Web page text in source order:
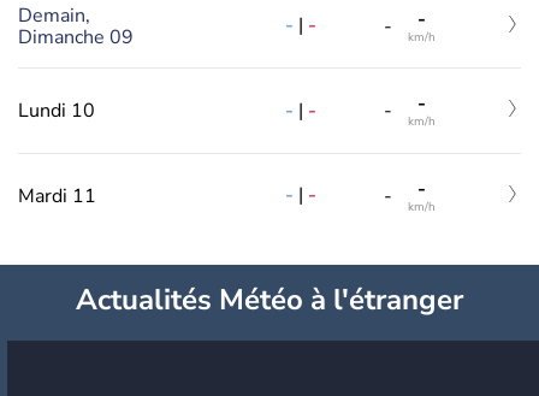
Demain,
Dimanche 09
- | - - -
km/h
Lundi 10 - | - - -
km/h
Mardi 11 - | - - -
km/h
Actualités Météo à l'étranger